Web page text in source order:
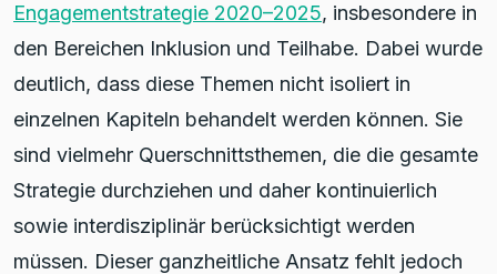
Engagementstrategie 2020–2025, insbesondere in
den Bereichen Inklusion und Teilhabe. Dabei wurde
deutlich, dass diese Themen nicht isoliert in
einzelnen Kapiteln behandelt werden können. Sie
sind vielmehr Querschnittsthemen, die die gesamte
Strategie durchziehen und daher kontinuierlich
sowie interdisziplinär berücksichtigt werden
müssen. Dieser ganzheitliche Ansatz fehlt jedoch